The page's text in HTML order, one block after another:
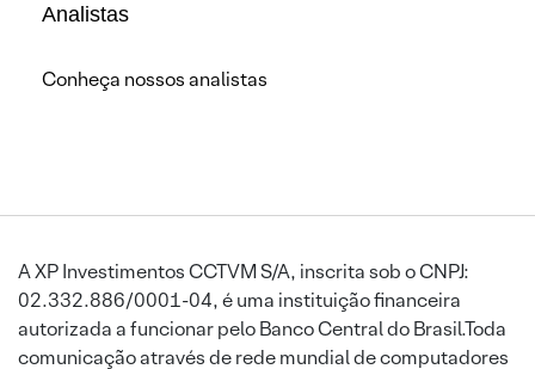
Analistas
Conheça nossos analistas
A XP Investimentos CCTVM S/A, inscrita sob o CNPJ:
02.332.886/0001-04, é uma instituição financeira
autorizada a funcionar pelo Banco Central do Brasil.Toda
comunicação através de rede mundial de computadores